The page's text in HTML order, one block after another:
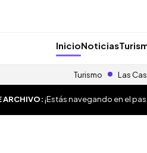
InicioNoticias
Turismo Las
ARCHIVO:¡Estás navegando en el